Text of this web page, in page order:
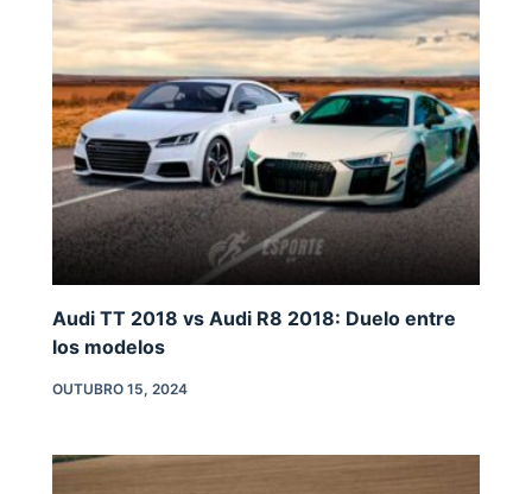
Audi TT 2018 vs Audi R8 2018: Duelo entre
los modelos
OUTUBRO 15, 2024